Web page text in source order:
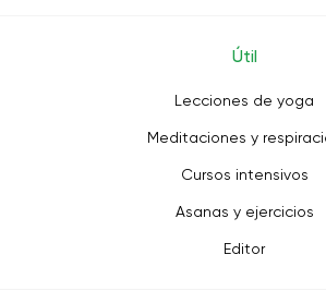
Útil
Lecciones de yoga
Meditaciones y
Cursos intensivos
Asanas y ejercicios
Editor